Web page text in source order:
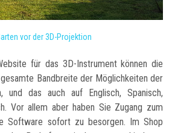
vor der 3D-Projektion
für das 3D-Instrument können die
Bandbreite der Möglichkeiten der
und das auch auf Englisch, Spanisch,
Vor allem aber haben Sie Zugang zum
Software sofort zu besorgen. Im Shop